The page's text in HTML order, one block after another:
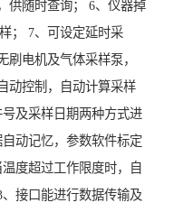
供随时查询； 6、仪器掉
； 7、可设定延时采
刷电机及气体采样泵，
动控制，自动计算采样
及采样日期两种方式进
动记忆，参数软件标定
度超过工作限度时，自
接口能进行数据传输及